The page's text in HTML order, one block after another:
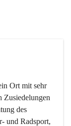
Ort mit sehr
Zusiedelungen
des
und Radsport,